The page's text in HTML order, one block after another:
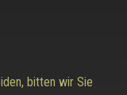
bitten wir Sie